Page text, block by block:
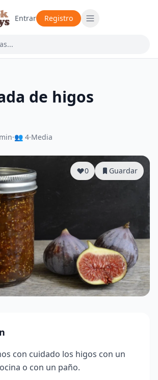
Entrar Registro
de higos
·👥 4·Media
0 Guardar
con cuidado los higos con un
o con un paño.